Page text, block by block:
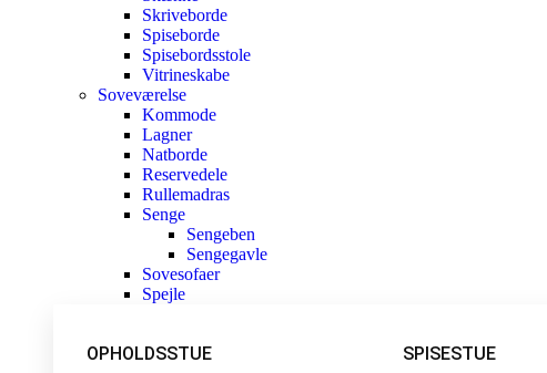
Skriveborde
Spiseborde
Spisebordsstole
Vitrineskabe
Soveværelse
Kommode
Lagner
Natborde
Reservedele
Rullemadras
Senge
Sengeben
Sengegavle
Sovesofaer
Spejle
OPHOLDSSTUE SPISESTUE